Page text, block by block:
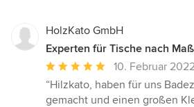
HolzKato GmbH
Experten für Tische nach
Durchschnittliche
Bewertung:
5
10. Februar
“Hilzkato, haben für uns
gemacht und einen großen